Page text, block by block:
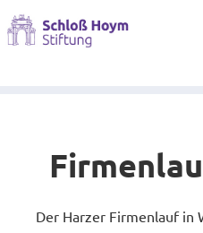
Der Harzer Firmenlauf in
Leistungen
Kinder- und Jugendhilfe
Behindertenhilfe
Antrag auf Heimaufnahme
Förderverein
Downloads
Geschichte